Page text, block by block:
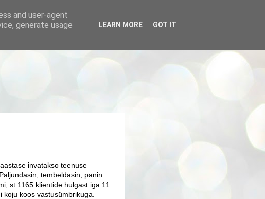
invatakso teenuse
tembeldasin, panin
st 1165 klientide hulgast iga 11.
koos vastusümbrikuga.
and user-agent
generate usage
LEARN MORE GOT IT